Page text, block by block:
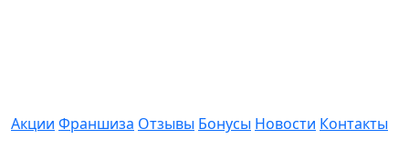
Акции Франшиза Отзывы Бонусы Новости Контакты